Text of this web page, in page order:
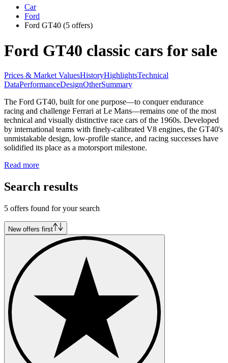
Car
Ford
Ford GT40 (5 offers)
Ford GT40 classic cars for sale
Prices & Market ValuesHistoryHighlightsTechnical
DataPerformanceDesignOtherSummary
The Ford GT40, built for one purpose—to conquer endurance
racing and challenge Ferrari at Le Mans—remains one of the most
technical and visually distinctive race cars of the 1960s. Developed
by international teams with finely-calibrated V8 engines, the GT40's
unmistakable design, low-profile stance, and racing successes have
solidified its place as a motorsport milestone.
Read more
Search results
5 offers found for your search
New offers first